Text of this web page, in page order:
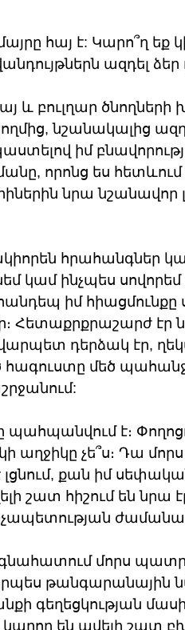
հայ է: Կարո՞ղ եք
ազդել
և բուլղար
նշանակալից
իմ
որոնց ես հետևում
նրա նշանավոր
հրահանգներ
կամ ինչպես
իմ հիացմունքը
Հետաքրքրաշարժ
դերձակ էր,
մեծ
պահպանվում է։
աղջիկը չե՞ս։ Դա
քան իմ
շատ հիշում են նրա
մորս
թանգարանային
կարող են ավելի շատ